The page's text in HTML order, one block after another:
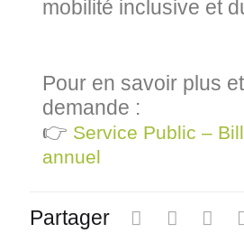
mobilité inclusive et
Pour en savoir plus
demande :
👉 Service Public –
annuel
Partager